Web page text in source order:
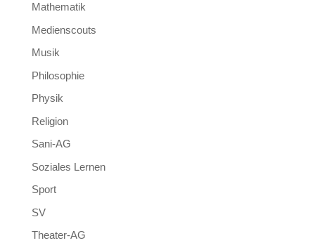
Mathematik
Medienscouts
Musik
Philosophie
Physik
Religion
Sani-AG
Soziales Lernen
Sport
SV
Theater-AG